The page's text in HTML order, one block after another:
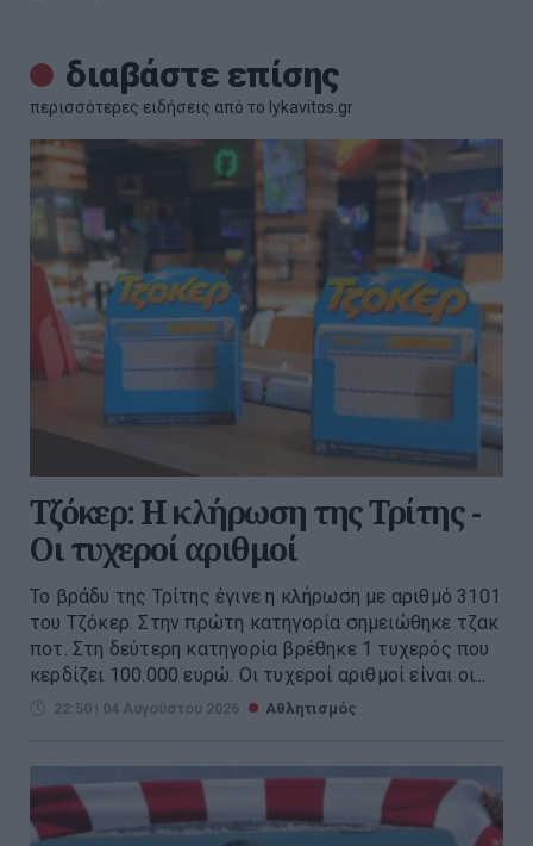
διαβάστε επίσης
περισσότερες ειδήσεις από το lykavitos.gr
Τζόκερ: Η κλήρωση της Τρίτης -
Οι τυχεροί αριθμοί
Το βράδυ της Τρίτης έγινε η κλήρωση με αριθμό 3101
του Τζόκερ. Στην πρώτη κατηγορία σημειώθηκε τζακ
ποτ. Στη δεύτερη κατηγορία βρέθηκε 1 τυχερός που
κερδίζει 100.000 ευρώ. Οι τυχεροί αριθμοί είναι οι...
22:50 | 04 Αυγούστου 2026 Αθλητισμός